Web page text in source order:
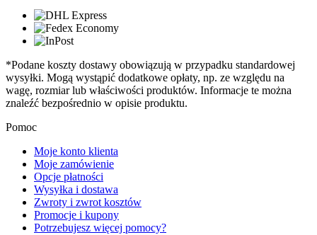
*Podane koszty dostawy obowiązują w przypadku standardowej
wysyłki. Mogą wystąpić dodatkowe opłaty, np. ze względu na
wagę, rozmiar lub właściwości produktów. Informacje te można
znaleźć bezpośrednio w opisie produktu.
Pomoc
Moje konto klienta
Moje zamówienie
Opcje płatności
Wysyłka i dostawa
Zwroty i zwrot kosztów
Promocje i kupony
Potrzebujesz więcej pomocy?